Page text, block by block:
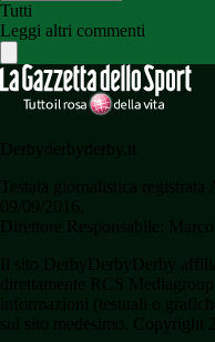
Tutti
Leggi altri commenti